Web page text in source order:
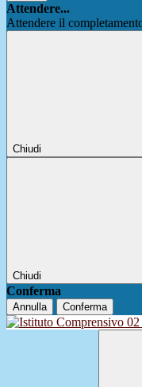
Attendere...
Attendere il
Chiudi
Chiudi
Conferma
Annulla Conferma